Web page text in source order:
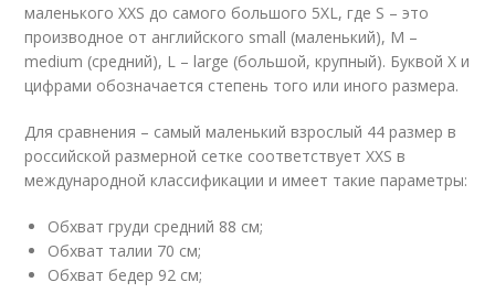
маленького XXS до самого большого 5XL, где S – это
производное от английского small (маленький), M –
medium (средний), L – large (большой, крупный). Буквой X и
цифрами обозначается степень того или иного размера.
Для сравнения – самый маленький взрослый 44 размер в
российской размерной сетке соответствует XXS в
международной классификации и имеет такие параметры:
Обхват груди средний 88 см;
Обхват талии 70 см;
Обхват бедер 92 см;